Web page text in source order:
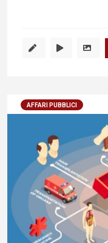
AFFARI PUBBLICI